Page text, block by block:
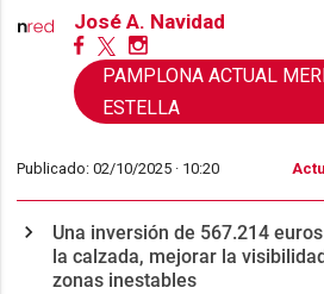
José A. Navidad
PAMPLONA ACTUAL
ESTELLA
Publicado: 02/10/2025 · 10:20
Una inversión de 567.214
la calzada, mejorar la
zonas inestables